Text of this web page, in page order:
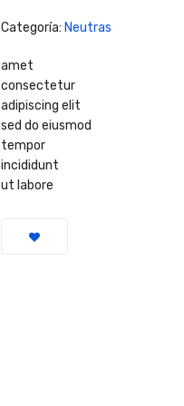
Categoría: Neutras
amet
consectetur
adipiscing elit
sed do eiusmod
tempor
incididunt
ut labore